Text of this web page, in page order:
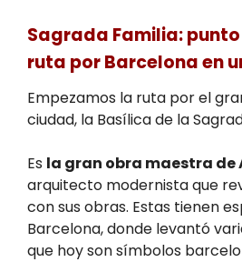
Sagrada Familia:
ruta por Barcelona en
Empezamos la ruta por el
ciudad, la Basílica de la
Es la gran obra maestra de
arquitecto modernista que
con sus obras. Estas tienen
Barcelona, donde levantó
que hoy son símbolos